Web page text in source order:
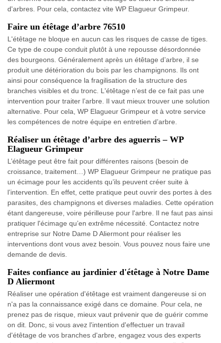
d'arbres. Pour cela, contactez vite WP Elagueur Grimpeur.
Faire un étêtage d’arbre 76510
L'étêtage ne bloque en aucun cas les risques de casse de tiges.
Ce type de coupe conduit plutôt à une repousse désordonnée
des bourgeons. Généralement après un étêtage d’arbre, il se
produit une détérioration du bois par les champignons. Ils ont
ainsi pour conséquence la fragilisation de la structure des
branches visibles et du tronc. L'étêtage n’est de ce fait pas une
intervention pour traiter l’arbre. Il vaut mieux trouver une solution
alternative. Pour cela, WP Elagueur Grimpeur et à votre service
les compétences de notre équipe en entretien d’arbre.
Réaliser un étêtage d’arbre des aguerris – WP
Elagueur Grimpeur
L’étêtage peut être fait pour différentes raisons (besoin de
croissance, traitement…) WP Elagueur Grimpeur ne pratique pas
un écimage pour les accidents qu’ils peuvent créer suite à
l’intervention. En effet, cette pratique peut ouvrir des portes à des
parasites, des champignons et diverses maladies. Cette opération
étant dangereuse, voire périlleuse pour l'arbre. Il ne faut pas ainsi
pratiquer l'écimage qu’en extrême nécessité. Contactez notre
entreprise sur Notre Dame D Aliermont pour réaliser les
interventions dont vous avez besoin. Vous pouvez nous faire une
demande de devis.
Faites confiance au jardinier d'étêtage à Notre Dame
D Aliermont
Réaliser une opération d'étêtage est vraiment dangereuse si on
n'a pas la connaissance exigé dans ce domaine. Pour cela, ne
prenez pas de risque, mieux vaut prévenir que de guérir comme
on dit. Donc, si vous avez l'intention d'effectuer un travail
d'étêtage de vos branches d'arbre, engagez vous des experts